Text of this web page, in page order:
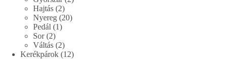
Hajtás 22
termék
Nyereg 2020
Pedál 11
Sor 22
termék
Váltás 22
termék
Kerékpárok 1212